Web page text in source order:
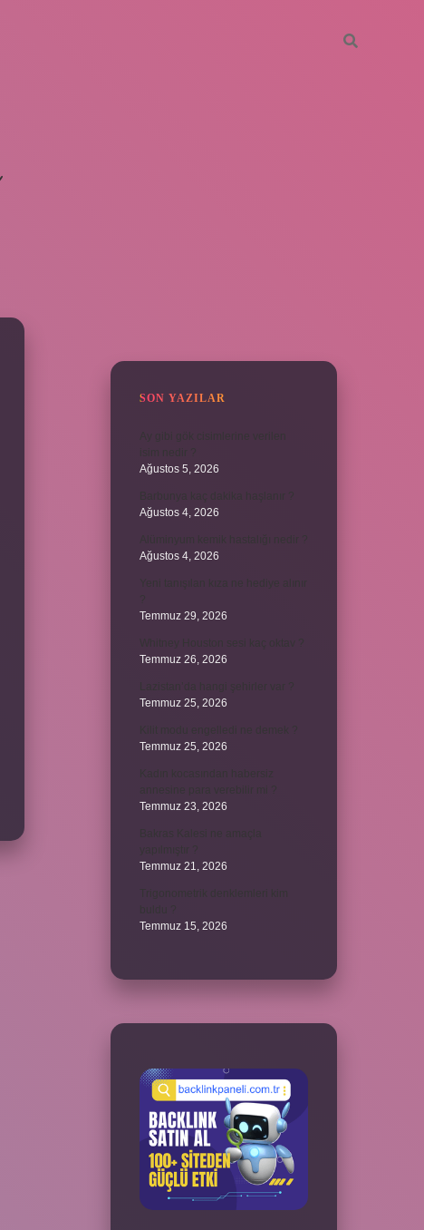
SON YAZILAR
Ağustos 5, 2026
Ağustos 4, 2026
Ağustos 4, 2026
Temmuz 29, 2026
Temmuz 26, 2026
Temmuz 25, 2026
Temmuz 25, 2026
Temmuz 23, 2026
Temmuz 21, 2026
Temmuz 15, 2026